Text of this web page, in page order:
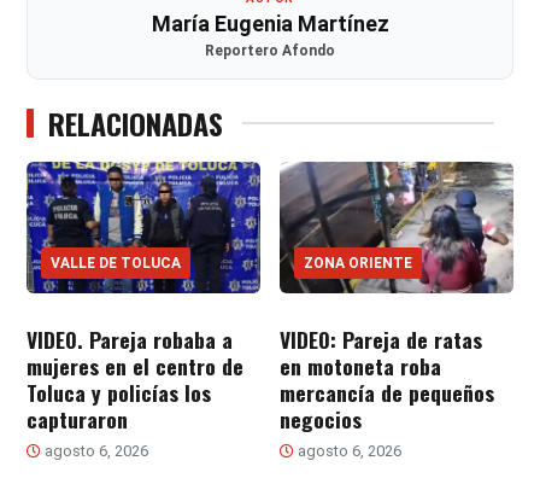
María Eugenia Martínez
Reportero Afondo
RELACIONADAS
VALLE DE TOLUCA
VIDEO. Pareja robaba a
mujeres en el centro de
Toluca y policías los
capturaron
agosto 6, 2026
ZONA ORIENTE
VIDEO: Pareja de ratas
en motoneta roba
mercancía de pequeños
negocios
agosto 6, 2026